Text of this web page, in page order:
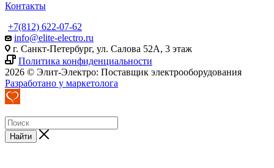
Контакты
+7(812) 622-07-62
info@elite-electro.ru
г. Санкт-Петербург, ул. Салова 52А, 3 этаж
Политика конфиденциальности
2026 © Элит-Электро: Поставщик электрооборудования
Разработано у маркетолога
Найти